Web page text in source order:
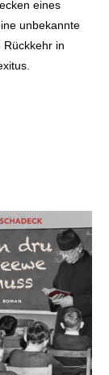
eines
unbekannte
Rückkehr in